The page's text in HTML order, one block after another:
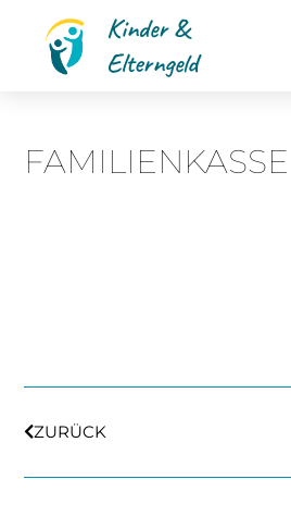
springen
Kinder &
Elterngeld
ZURÜCK